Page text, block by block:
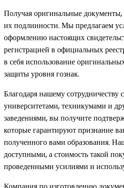
Получая оригинальные
их подлинности. Мы предлагаем
оформлению настоящих
регистрацией в официальных
в себя использование
защиты уровня гознак.
Благодаря нашему сотрудничеству
университетами, техникумами и
заведениями, вы получите
которые гарантируют признание
полученного вами образования.
доступными, а стоимость такой
проведенными усилиями и